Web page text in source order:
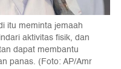
itu meminta jemaah
aktivitas fisik, dan
dapat membantu
panas. (Foto: AP/Amr